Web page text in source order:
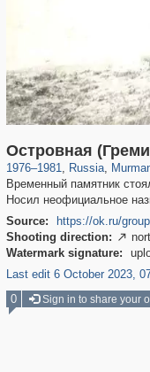
Островная
1976–1981, Russia
1,407,361
,
7,938
Временный памятник
Носил неофициальное
Source:
https://ok.ru/
Shooting direction: 
Watermark signature:
Last edit 6 October 2023,
0 Sign in to share your